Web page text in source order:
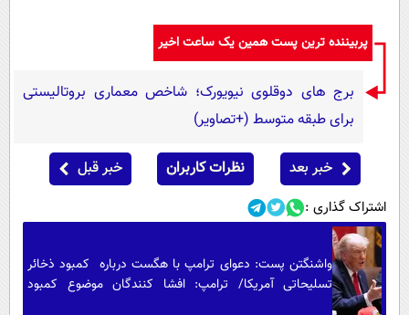
پربیننده ترین پست همین یک ساعت اخیر
برج های دوقلوی نیویورک؛ شاخص معماری بروتالیستی
برای طبقه متوسط (+تصاویر)
خبر بعد نظرات کاربران خبر قبل
اشتراک گذاری :
واشنگتن پست: دعوای ترامپ با هگست درباره کمبود ذخائر
تسلیحاتی آمریکا/ ترامپ: افشا کنندگان موضوع کمبود